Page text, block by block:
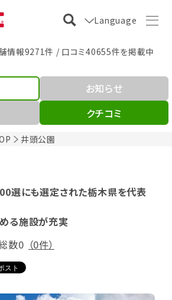
Language
情報9271件 / 口コミ40655件を掲載中
井頭公園
お知らせ
クチコミ
選にも選定された栃木県を代表
る施設が充実
数0 （0件）